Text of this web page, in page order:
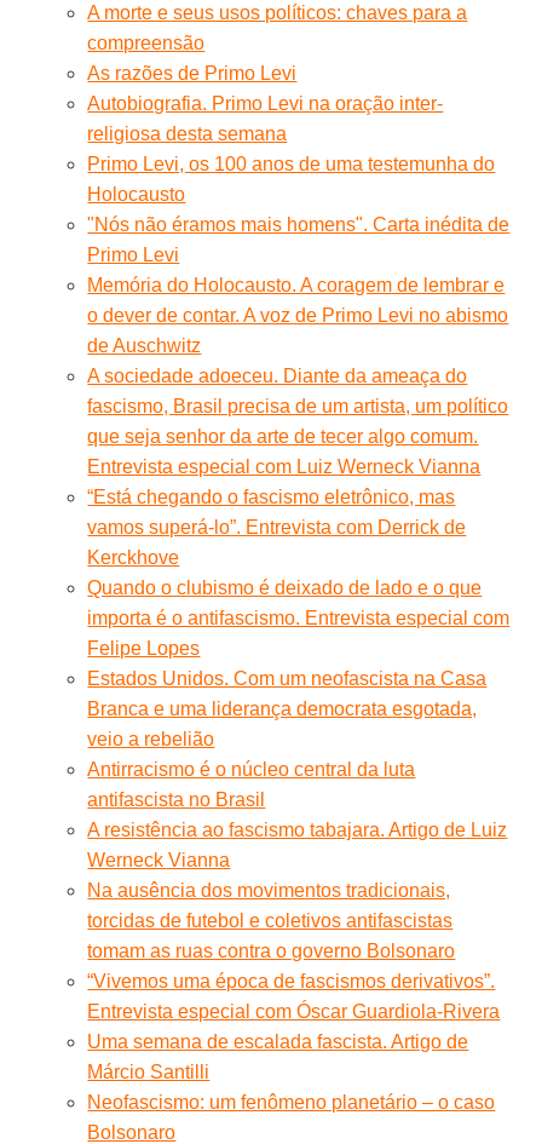
A morte e seus usos políticos: chaves para a
compreensão
As razões de Primo Levi
Autobiografia. Primo Levi na oração inter-
religiosa desta semana
Primo Levi, os 100 anos de uma testemunha do
Holocausto
"Nós não éramos mais homens". Carta inédita de
Primo Levi
Memória do Holocausto. A coragem de lembrar e
o dever de contar. A voz de Primo Levi no abismo
de Auschwitz
A sociedade adoeceu. Diante da ameaça do
fascismo, Brasil precisa de um artista, um político
que seja senhor da arte de tecer algo comum.
Entrevista especial com Luiz Werneck Vianna
“Está chegando o fascismo eletrônico, mas
vamos superá-lo”. Entrevista com Derrick de
Kerckhove
Quando o clubismo é deixado de lado e o que
importa é o antifascismo. Entrevista especial com
Felipe Lopes
Estados Unidos. Com um neofascista na Casa
Branca e uma liderança democrata esgotada,
veio a rebelião
Antirracismo é o núcleo central da luta
antifascista no Brasil
A resistência ao fascismo tabajara. Artigo de Luiz
Werneck Vianna
Na ausência dos movimentos tradicionais,
torcidas de futebol e coletivos antifascistas
tomam as ruas contra o governo Bolsonaro
“Vivemos uma época de fascismos derivativos”.
Entrevista especial com Óscar Guardiola-Rivera
Uma semana de escalada fascista. Artigo de
Márcio Santilli
Neofascismo: um fenômeno planetário – o caso
Bolsonaro